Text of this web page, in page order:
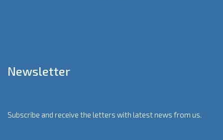
Newsletter
Subscribe and receive the letters with latest news from us.